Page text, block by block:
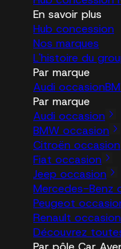
En savoir plus
Hub concession
Nos marques
L'histoire du
Par marque
Audi occasion
Par marque
Audi occasion
BMW occasion
Citroën occasion
Fiat occasion
Jeep occasion
Mercedes-Benz
Peugeot
Renault occasion
Découvrez